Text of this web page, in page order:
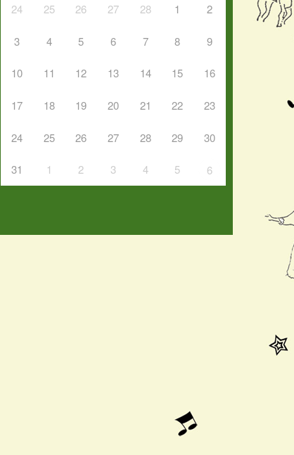
24 25 26 27 28 1 2
3 4 5 6 7 8 9
10 11 12 13 14 15 16
17 18 19 20 21 22 23
24 25 26 27 28 29 30
31 1 2 3 4 5 6